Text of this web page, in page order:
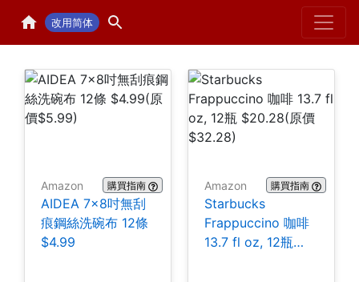
改用简体 Home
Amazon 購買指南
AIDEA 7×8吋無刮
痕鋼絲洗碗布 12條
$4.99
Amazon 購買指南
Starbucks
Frappuccino 咖啡
13.7 fl oz, 12瓶